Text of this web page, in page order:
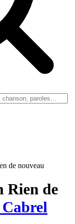
de nouveau
Rien de